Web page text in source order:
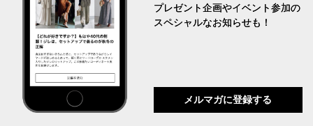
プレゼント企画やイベント参加の
スペシャルなお知らせも！
メルマガに登録する